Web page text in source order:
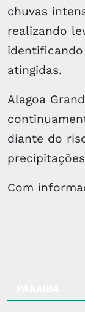
chuvas
realizando
atingidas.
Alagoa
diante do
Com